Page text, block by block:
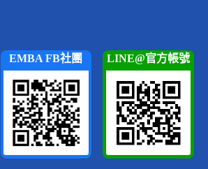
EMBA FB社團 LINE@官方帳號